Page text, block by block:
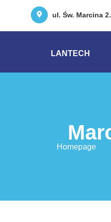
ul. Św. Marcina
LANTECH
Homepage